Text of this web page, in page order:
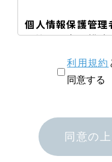
個人情報保護管理
管理者名：総
取締役
連絡先：0857-
個人情報の利用目的
ご入力いただき
お問合わせ、
利用規約
同意する
同意の